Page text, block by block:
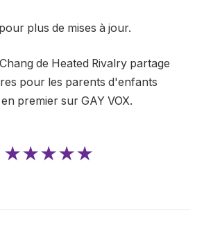
plus de mises à jour.
de Heated Rivalry partage
pour les parents d'enfants
premier sur GAY VOX.
★★★★★